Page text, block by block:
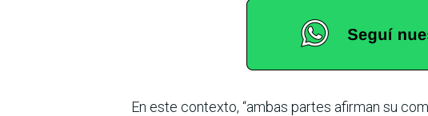
En este contexto, “ambas partes afirman su